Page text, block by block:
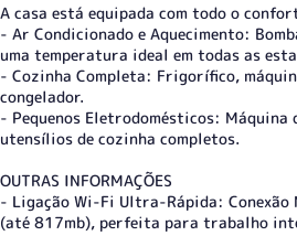
A casa está equipada com todo o
- Ar Condicionado e Aquecimento:
uma temperatura ideal em todas as
- Cozinha Completa: Frigorífico,
congelador.
- Pequenos Eletrodomésticos:
utensílios de cozinha completos.
OUTRAS INFORMAÇÕES
- Ligação Wi-Fi Ultra-Rápida: Conexão
(até 817mb), perfeita para trabalho